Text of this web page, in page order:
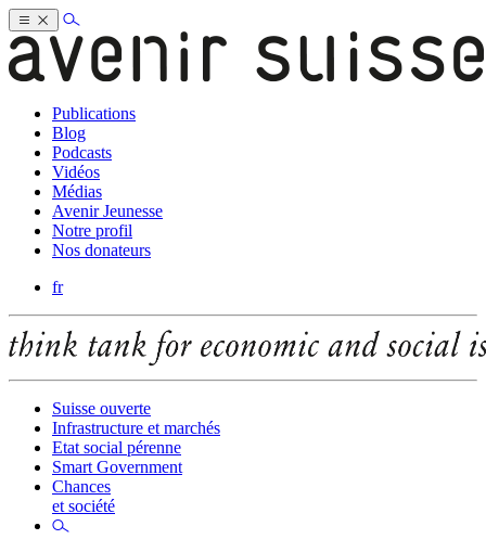
Publications
Blog
Podcasts
Vidéos
Médias
Avenir Jeunesse
Notre profil
Nos donateurs
fr
Suisse ouverte
Infrastructure et marchés
Etat social pérenne
Smart Government
Chances
et société